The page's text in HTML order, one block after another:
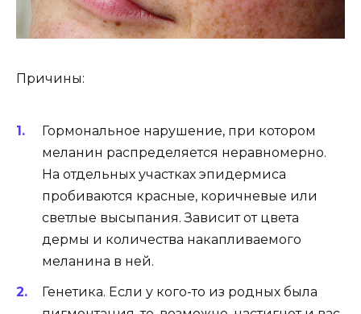
Причины:
Гормональное нарушение, при котором
меланин распределяется неравномерно.
На отдельных участках эпидермиса
пробиваются красные, коричневые или
светлые высыпания. Зависит от цвета
дермы и количества накапливаемого
меланина в ней.
Генетика. Если у кого-то из родных была